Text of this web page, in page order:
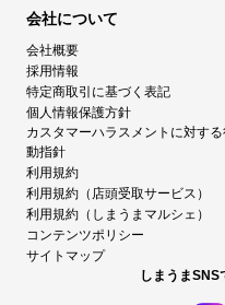
会社について
会社概要
採用情報
特定商取引に基づく表記
個人情報保護方針
カスタマーハラスメントに対す
動指針
利用規約
利用規約（店頭受取サービス）
利用規約（しまうまマルシェ）
コンテンツポリシー
サイトマップ
しまうまSNS